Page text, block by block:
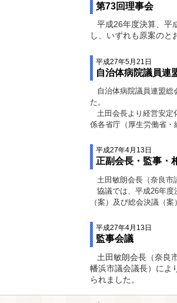
第73回理事会
平成26年度決算、平
し、いずれも原案のと
平成27年5月21日
自治体病院議員連
自治体病院議員連盟総
た。
土田会長より経営安定
係各省庁（厚生労働省
平成27年4月13日
正副会長・監事・
土田敏朗会長（奈良市
協議では、平成26年度
（案）及び総会決議（
平成27年4月13日
監事会議
土田敏朗会長（奈良
幡浜市議会議長）によ
られました。